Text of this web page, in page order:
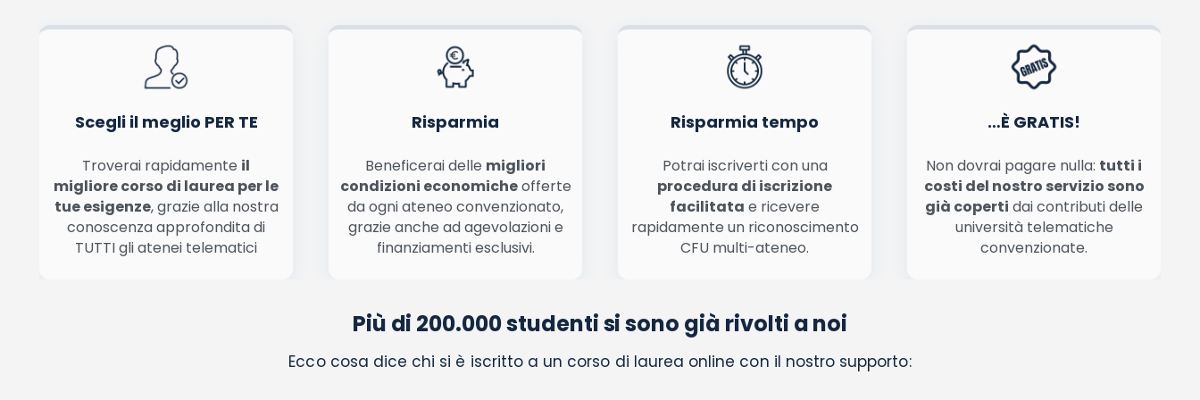
conferma e pubblica
Scegli il meglio PER TE
Troverai rapidamente il
migliore corso di laurea per le
tue esigenze, grazie alla nostra
conoscenza approfondita di
TUTTI gli atenei telematici
Risparmia
Beneficerai delle migliori
condizioni economicheofferte
da ogni ateneo convenzionato,
grazie anche ad agevolazioni e
finanziamenti esclusivi.
Risparmia tempo
Potrai iscriverti con una
procedura di iscrizione
facilitata e ricevere
rapidamente un riconoscimento
CFU multi-ateneo.
…È GRATIS!
Non dovrai pagare nulla: tutti i
costi del nostro servizio sono
già coperti dai contributi delle
università telematiche
convenzionate.
Più di 200.000 studenti si sono già rivolti a noi
Ecco cosa dice chi si è iscritto a un corso di laurea online con il nostro supporto: